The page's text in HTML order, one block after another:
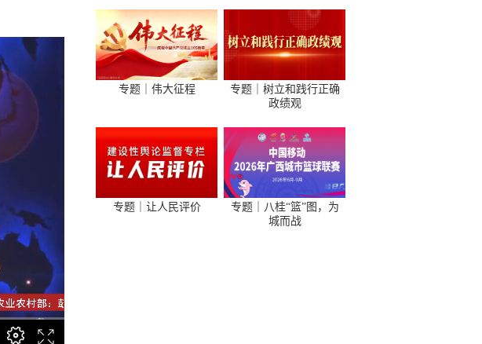
专题｜伟大征程
专题｜树立和践行正确
政绩观
专题｜让人民评价
专题｜八桂“篮”图，为
城而战